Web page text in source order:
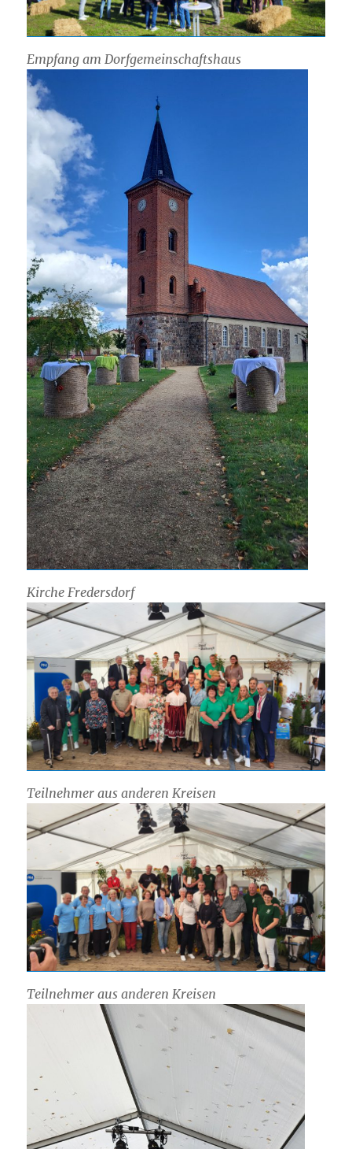
Empfang am Dorfgemeinschaftshaus
Kirche Fredersdorf
Teilnehmer aus anderen Kreisen
Teilnehmer aus anderen Kreisen